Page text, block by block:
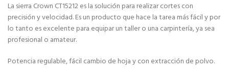
La sierra Crown CT15212 es la solución para realizar cortes con
precisión y velocidad. Es un producto que hace la tarea más fácil y por
lo tanto es excelente para equipar un taller o una carpintería, ya sea
profesional o amateur.
Potencia regulable, fácil cambio de hoja y con extracción de polvo.